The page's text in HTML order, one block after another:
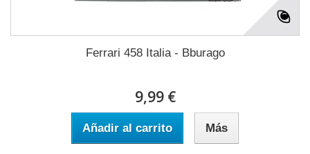
Ferrari 458 Italia - Bburago
9,99 €
Añadir al carrito Más